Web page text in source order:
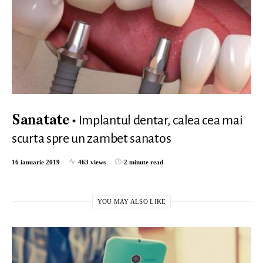
Sanatate
Implantul dentar, calea cea mai
scurta spre un zambet sanatos
16 ianuarie 2019 463 views 2 minute read
YOU MAY ALSO LIKE